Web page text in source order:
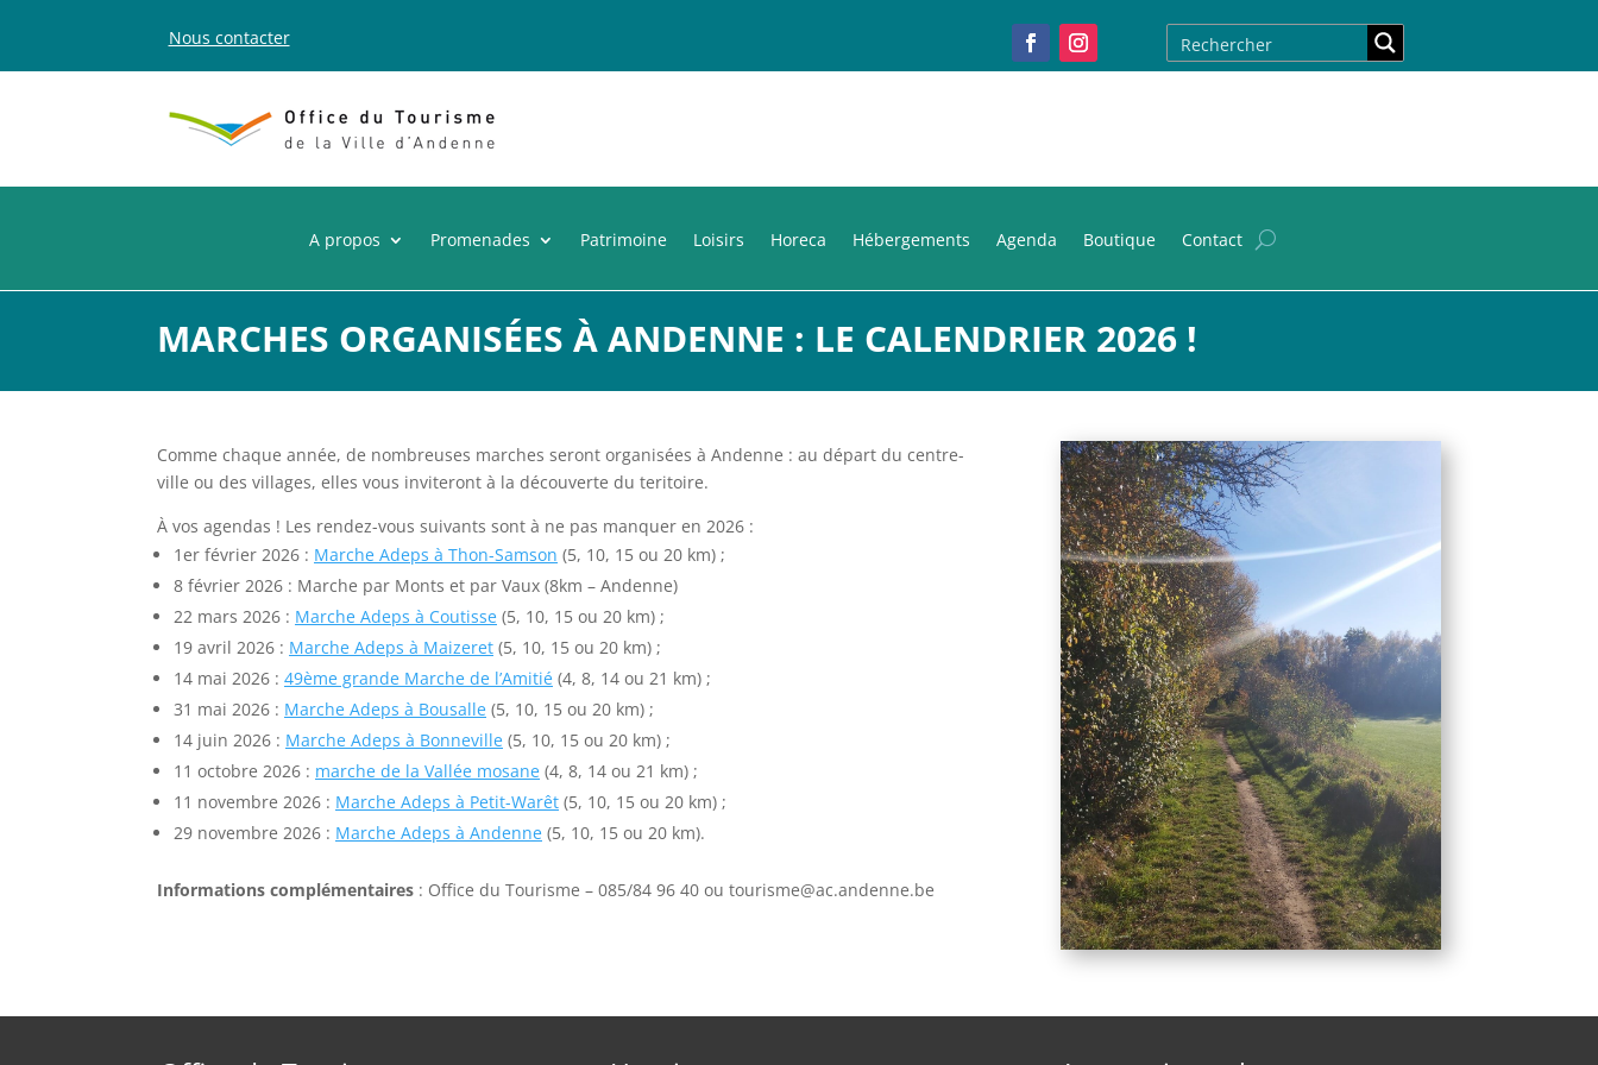
Nous contacter
A propos Promenades Patrimoine Loisirs Horeca Hébergements Agenda Boutique Contact
MARCHES ORGANISÉES À ANDENNE : LE CALENDRIER 2026 !
Comme chaque année, de nombreuses marches seront organisées à Andenne : au départ du centre-
ville ou des villages, elles vous inviteront à la découverte du teritoire.
À vos agendas ! Les rendez-vous suivants sont à ne pas manquer en 2026 :
1er février 2026 : Marche Adeps à Thon-Samson (5, 10, 15 ou 20 km) ;
8 février 2026 : Marche par Monts et par Vaux (8km – Andenne)
22 mars 2026 : Marche Adeps à Coutisse (5, 10, 15 ou 20 km) ;
19 avril 2026 : Marche Adeps à Maizeret (5, 10, 15 ou 20 km) ;
14 mai 2026 : 49ème grande Marche de l’Amitié (4, 8, 14 ou 21 km) ;
31 mai 2026 : Marche Adeps à Bousalle (5, 10, 15 ou 20 km) ;
14 juin 2026 : Marche Adeps à Bonneville (5, 10, 15 ou 20 km) ;
11 octobre 2026 : marche de la Vallée mosane (4, 8, 14 ou 21 km) ;
11 novembre 2026 : Marche Adeps à Petit-Warêt (5, 10, 15 ou 20 km) ;
29 novembre 2026 : Marche Adeps à Andenne (5, 10, 15 ou 20 km).
Informations complémentaires : Office du Tourisme – 085/84 96 40 ou tourisme@ac.andenne.be